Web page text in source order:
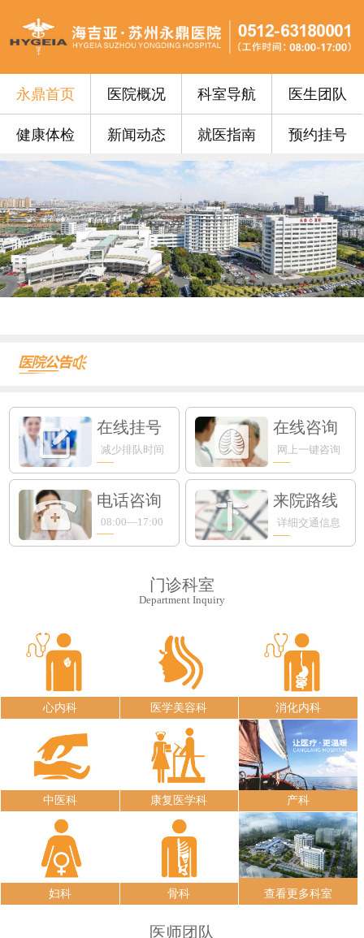
永鼎首页 医院概况 科室导航 医生团队
健康体检 新闻动态 就医指南 预约挂号
便民公告｜我院便民门诊挂号费0元！...
便民公告丨苏州永鼎医院早7点开设早门...
便民公告丨65周岁以上的老年朋友在苏...
门诊安排丨苏州永鼎医院国庆、中秋假期...
永鼎疫苗丨带状疱疹惠民接种活动火热预...
沪上专家护“视”界，中西合璧助成长—...
血液病患者请收藏！...
​上海知名眼科专家入驻永鼎，全生命周...
新手爸妈必看！专攻宝宝肺部的RSV病...
在线挂号
减少排队时间
在线咨询
网上一键咨询
电话咨询
08:00—17:00
来院路线
详细交通信息
门诊科室
Department Inquiry
心内科 医学美容科 消化内科
中医科 康复医学科 产科
妇科 骨科 查看更多科室
医师团队